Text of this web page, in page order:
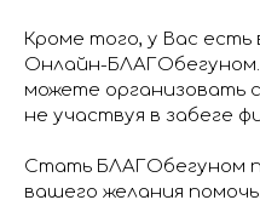
Кроме того, у Вас
Онлайн-
можете организовать
не участвуя в забеге
Стать БЛАГОбегуном
вашего желания помочь.